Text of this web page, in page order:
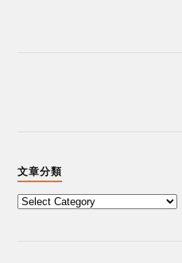
文章分類